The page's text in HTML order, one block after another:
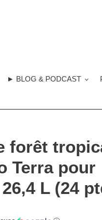
► BLOG & PODCAST
forêt
Terra pour
L (24